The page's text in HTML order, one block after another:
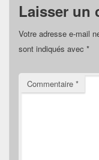
Laisser un
Votre adresse e-mail
sont indiqués avec *
Commentaire *